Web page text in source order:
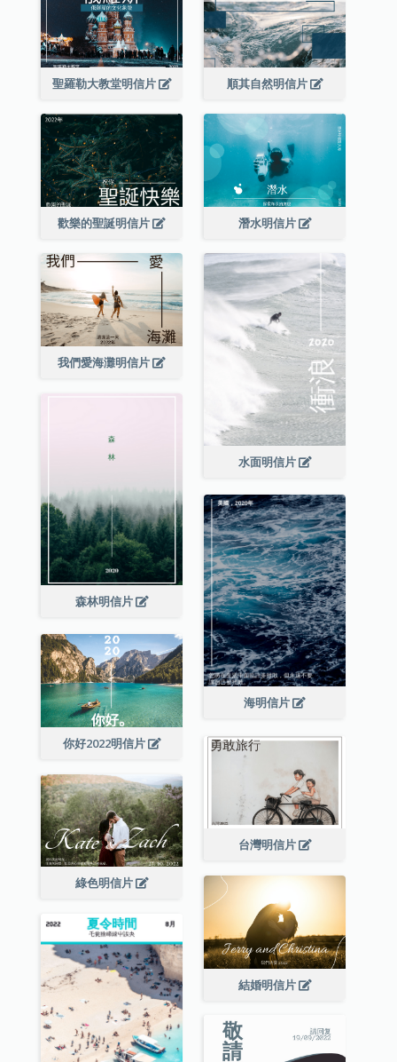
聖羅勒大教堂明信片 順其自然明信片
歡樂的聖誕明信片 潛水明信片
我們愛海灘明信片
水面明信片
森林明信片
海明信片
你好2022明信片
台灣明信片
綠色明信片
結婚明信片